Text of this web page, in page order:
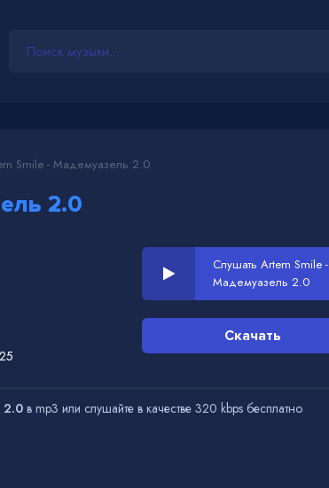
Smile - Мадемуазель 2.0
2.0
Слушать Artem Smile -
Мадемуазель 2.0
Скачать
2.0 в mp3 или слушайте в качестве 320 kbps бесплатно